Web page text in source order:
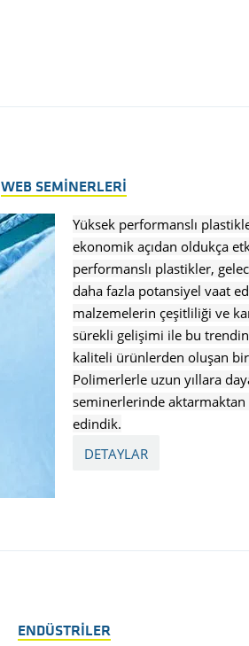
WEB SEMİNERLERİ
Yüksek performanslı
ekonomik açıdan oldukça
performanslı plastikler,
daha fazla potansiyel vaat
malzemelerin çeşitliliği ve
sürekli gelişimi ile bu
kaliteli ürünlerden oluşan bir
Polimerlerle uzun yıllara
seminerlerinde
edindik.
DETAYLAR
ENDÜSTRILER